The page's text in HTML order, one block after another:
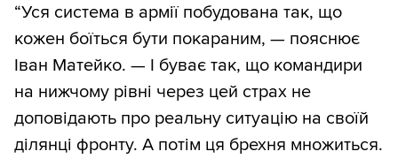
“Уся система в армії побудована так, що
кожен боїться бути покараним, — пояснює
Іван Матейко. — І буває так, що командири
на нижчому рівні через цей страх не
доповідають про реальну ситуацію на своїй
ділянці фронту. А потім ця брехня множиться.